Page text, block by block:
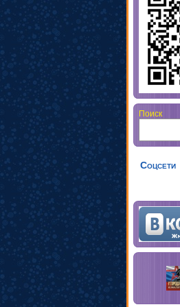
Поиск
Соцсети